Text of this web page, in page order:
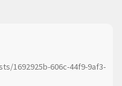
1692925b-606c-44f9-9af3-